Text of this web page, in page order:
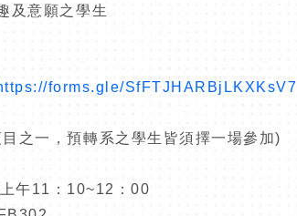
及意願之學生
forms.gle/SfFTJHARBjLKXKsV7
之一，預轉系之學生皆須擇一場參加)
上午11 ： 10~12 ：00